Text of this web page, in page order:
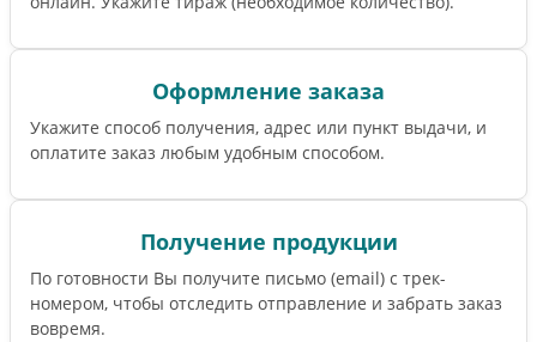
Оформление заказа
Укажите способ получения, адрес или пункт выдачи, и
оплатите заказ любым удобным способом.
Получение продукции
По готовности Вы получите письмо (email) c трек-
номером, чтобы отследить отправление и забрать заказ
вовремя.